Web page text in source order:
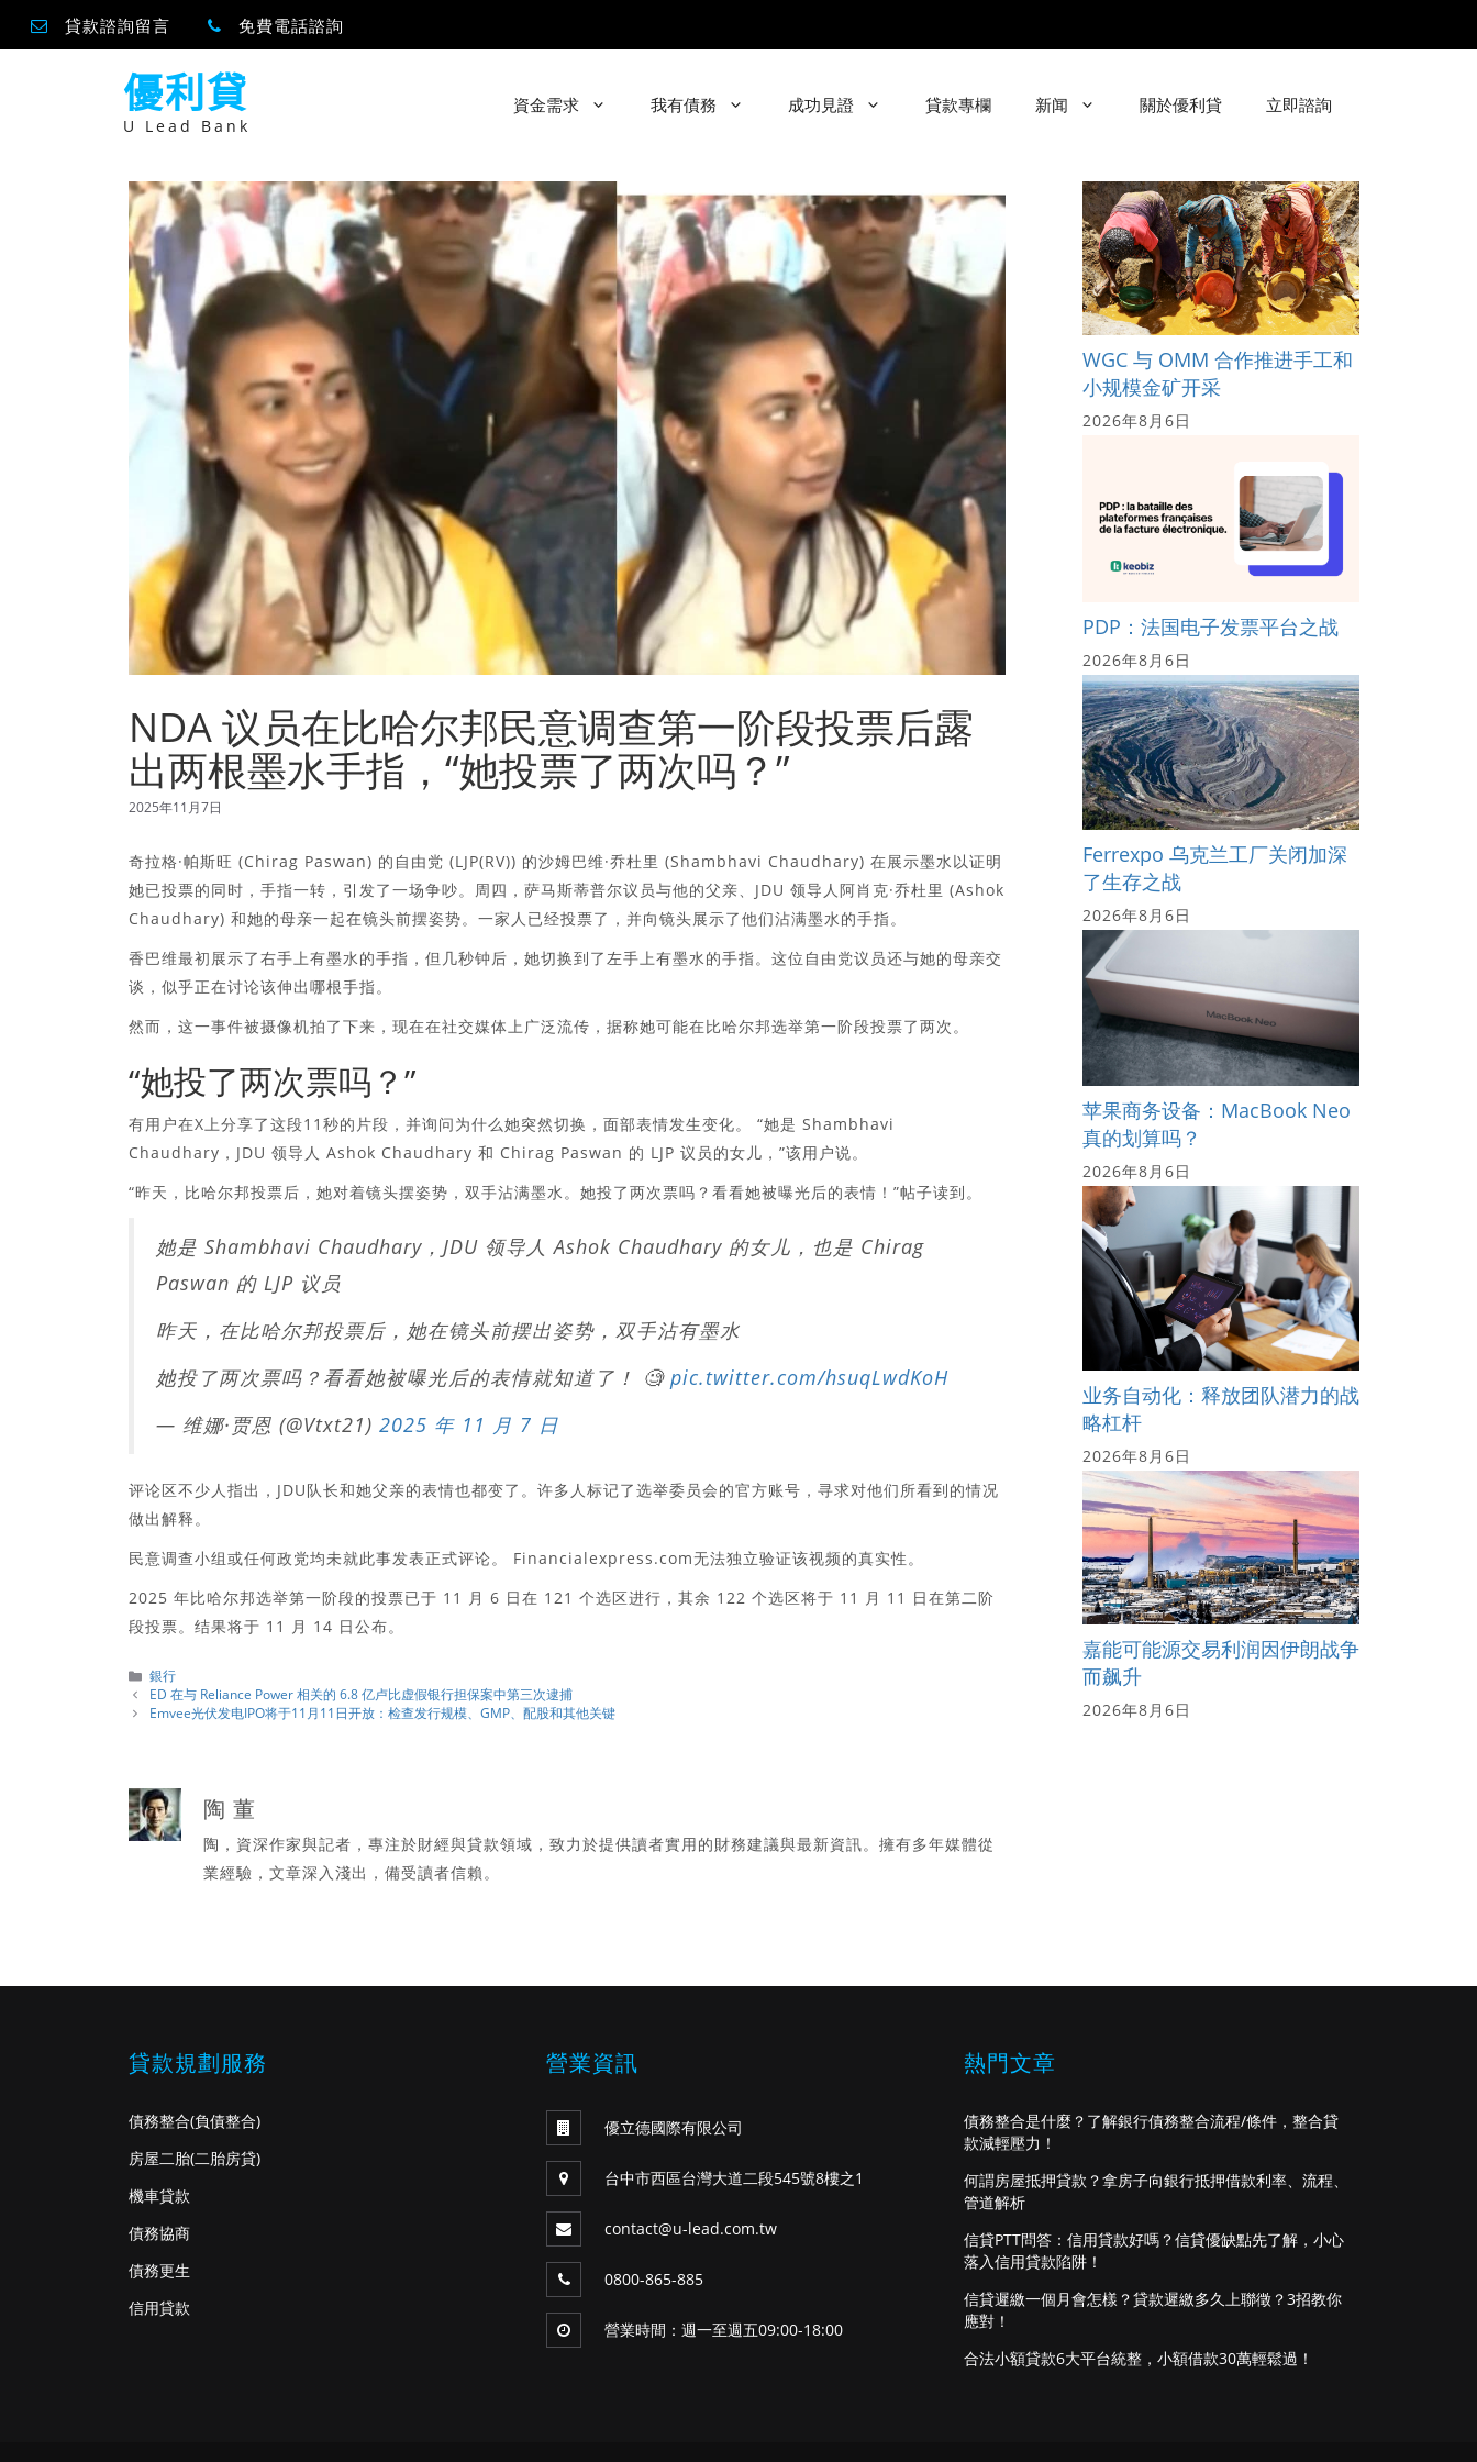
貸款諮詢留言 免費電話諮詢
優利貸
U Lead Bank
資金需求 我有債務 成功見證 貸款專欄 新闻 關於優利貸 立即諮詢
NDA 议员在比哈尔邦民意调查第一阶段投票后露
出两根墨水手指，“她投票了两次吗？”
2025年11月7日
奇拉格·帕斯旺 (Chirag Paswan) 的自由党 (LJP(RV)) 的沙姆巴维·乔杜里 (Shambhavi Chaudhary) 在展示墨水以证明
她已投票的同时，手指一转，引发了一场争吵。周四，萨马斯蒂普尔议员与他的父亲、JDU 领导人阿肖克·乔杜里 (Ashok
Chaudhary) 和她的母亲一起在镜头前摆姿势。一家人已经投票了，并向镜头展示了他们沾满墨水的手指。
香巴维最初展示了右手上有墨水的手指，但几秒钟后，她切换到了左手上有墨水的手指。这位自由党议员还与她的母亲交
谈，似乎正在讨论该伸出哪根手指。
然而，这一事件被摄像机拍了下来，现在在社交媒体上广泛流传，据称她可能在比哈尔邦选举第一阶段投票了两次。
“她投了两次票吗？”
有用户在X上分享了这段11秒的片段，并询问为什么她突然切换，面部表情发生变化。 “她是 Shambhavi
Chaudhary，JDU 领导人 Ashok Chaudhary 和 Chirag Paswan 的 LJP 议员的女儿，”该用户说。
“昨天，比哈尔邦投票后，她对着镜头摆姿势，双手沾满墨水。她投了两次票吗？看看她被曝光后的表情！”帖子读到。
她是 Shambhavi Chaudhary，JDU 领导人 Ashok Chaudhary 的女儿，也是 Chirag
Paswan 的 LJP 议员
昨天，在比哈尔邦投票后，她在镜头前摆出姿势，双手沾有墨水
她投了两次票吗？看看她被曝光后的表情就知道了！ 🧐 pic.twitter.com/hsuqLwdKoH
— 维娜·贾恩 (@Vtxt21) 2025 年 11 月 7 日
评论区不少人指出，JDU队长和她父亲的表情也都变了。许多人标记了选举委员会的官方账号，寻求对他们所看到的情况
做出解释。
民意调查小组或任何政党均未就此事发表正式评论。 Financialexpress.com无法独立验证该视频的真实性。
2025 年比哈尔邦选举第一阶段的投票已于 11 月 6 日在 121 个选区进行，其余 122 个选区将于 11 月 11 日在第二阶
段投票。结果将于 11 月 14 日公布。
分
類
銀行
ED 在与 Reliance Power 相关的 6.8 亿卢比虚假银行担保案中第三次逮捕
Emvee光伏发电IPO将于11月11日开放：检查发行规模、GMP、配股和其他关键
陶 董
陶，資深作家與記者，專注於財經與貸款領域，致力於提供讀者實用的財務建議與最新資訊。擁有多年媒體從
業經驗，文章深入淺出，備受讀者信賴。
WGC 与 OMM 合作推进手工和
小规模金矿开采
2026年8月6日
PDP：法国电子发票平台之战
2026年8月6日
Ferrexpo 乌克兰工厂关闭加深
了生存之战
2026年8月6日
苹果商务设备：MacBook Neo
真的划算吗？
2026年8月6日
业务自动化：释放团队潜力的战
略杠杆
2026年8月6日
嘉能可能源交易利润因伊朗战争
而飙升
2026年8月6日
貸款規劃服務
債務整合(負債整合)
房屋二胎(二胎房貸)
機車貸款
債務協商
債務更生
信用貸款
營業資訊
優立德國際有限公司
台中市西區台灣大道二段545號8樓之1
contact@u-lead.com.tw
0800-865-885
營業時間：週一至週五09:00-18:00
熱門文章
債務整合是什麼？了解銀行債務整合流程/條件，整合貸
款減輕壓力！
何謂房屋抵押貸款？拿房子向銀行抵押借款利率、流程、
管道解析
信貸PTT問答：信用貸款好嗎？信貸優缺點先了解，小心
落入信用貸款陷阱！
信貸遲繳一個月會怎樣？貸款遲繳多久上聯徵？3招教你
應對！
合法小額貸款6大平台統整，小額借款30萬輕鬆過！